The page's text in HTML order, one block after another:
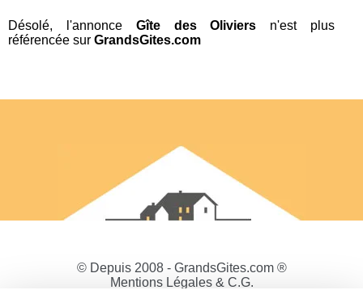
Désolé, l'annonce Gîte des Oliviers n'est plus
référencée sur GrandsGites.com
© Depuis 2008 - GrandsGites.com ®
Mentions Légales & C.G.